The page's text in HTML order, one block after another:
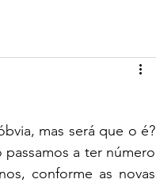
mas será que o é?
a ter número
conforme as novas